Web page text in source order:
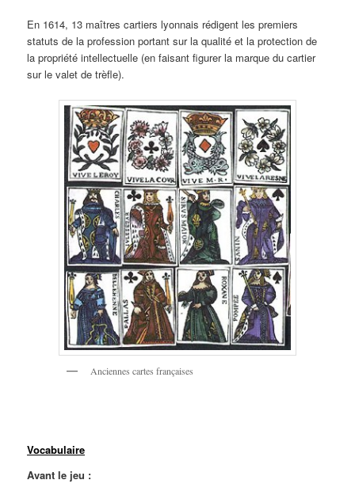
En 1614, 13 maîtres cartiers lyonnais rédigent les premiers
statuts de la profession portant sur la qualité et la protection de
la propriété intellectuelle (en faisant figurer la marque du cartier
sur le valet de trèfle).
Anciennes cartes françaises
Vocabulaire
Avant le jeu :